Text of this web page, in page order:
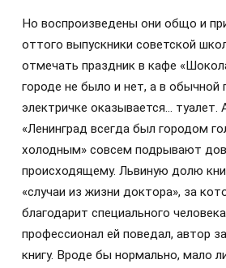
Но воспроизведены они общо и
оттого выпускники советской
отмечать праздник в кафе
городе не было и нет, а в обычной
электричке оказывается…
«Ленинград всегда был городом
холодным» совсем подрывают
происходящему. Львиную долю
«случаи из жизни доктора», за
благодарит специального
профессионал ей поведал, автор
книгу. Вроде бы нормально, мало